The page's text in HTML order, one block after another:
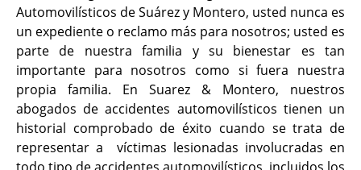
Automovilísticos de Suárez y Montero, usted nunca es
un expediente o reclamo más para nosotros; usted es
parte de nuestra familia y su bienestar es tan
importante para nosotros como si fuera nuestra
propia familia. En Suarez & Montero, nuestros
abogados de accidentes automovilísticos tienen un
historial comprobado de éxito cuando se trata de
representar a víctimas lesionadas involucradas en
todo tipo de accidentes automovilísticos, incluidos los